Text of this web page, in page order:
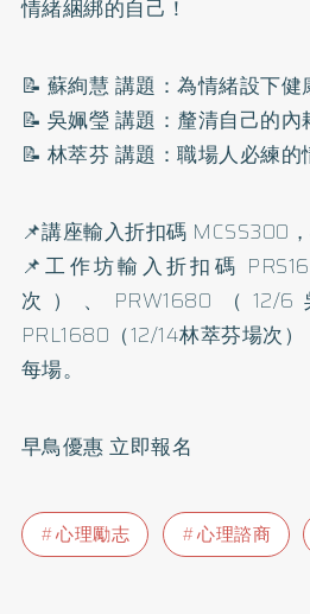
情緒綑綁的自己！
📝 蘇絢慧 講題：為情緒設下健
📝 吳姵瑩 講題：釐清自己的內
📝 林萃芬 講題：職場人必練的
📌講座輸入折扣碼 MCSS300
📌工作坊輸入折扣碼
次）、PRW1680（12/
PRL1680（12/14林萃芬場次
每場。
早鳥優惠 立即報名
心理勵志 心理諮商